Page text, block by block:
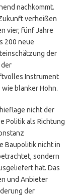
nachkommt.
verheißen
vier, fünf Jahre
200 neue
der
der
Instrument
blanker Hohn.
nicht der
Politik als Richtung
Baupolitik nicht in
sondern
hat. Das
und Anbieter
der